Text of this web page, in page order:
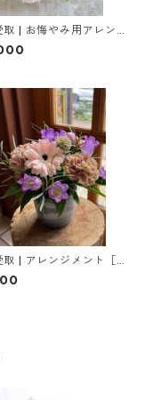
取 | お悔やみ用アレンジ
L ］
取 | アレンジメント［ S